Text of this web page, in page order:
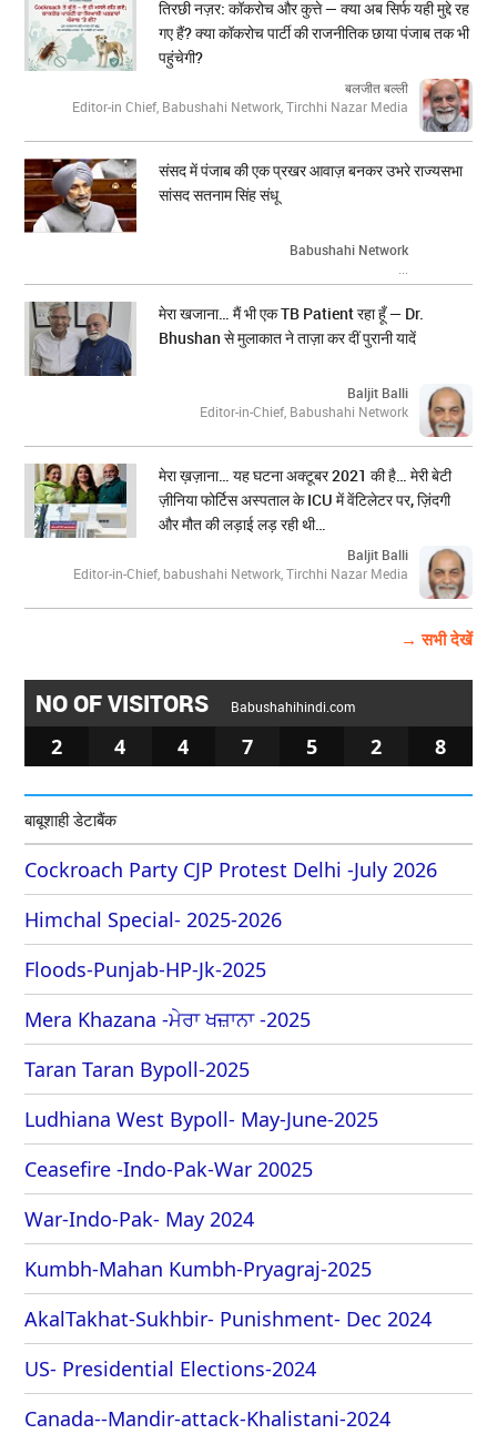
तिरछी नज़र: कॉकरोच और कुत्ते — क्या अब सिर्फ यही मुद्दे रह
गए हैं? क्या कॉकरोच पार्टी की राजनीतिक छाया पंजाब तक भी
पहुंचेगी?
बलजीत बल्ली
Editor-in Chief, Babushahi Network, Tirchhi Nazar Media
संसद में पंजाब की एक प्रखर आवाज़ बनकर उभरे राज्यसभा
सांसद सतनाम सिंह संधू
Babushahi Network
...
मेरा खजाना… मैं भी एक TB Patient रहा हूँ — Dr.
Bhushan से मुलाकात ने ताज़ा कर दीं पुरानी यादें
Baljit Balli
Editor-in-Chief, Babushahi Network
मेरा ख़ज़ाना… यह घटना अक्टूबर 2021 की है… मेरी बेटी
ज़ीनिया फोर्टिस अस्पताल के ICU में वेंटिलेटर पर, ज़िंदगी
और मौत की लड़ाई लड़ रही थी…
Baljit Balli
Editor-in-Chief, babushahi Network, Tirchhi Nazar Media
→ सभी देखें
NO OF VISITORS Babushahihindi.com
2 4 4 7 5 2 8
बाबूशाही डेटाबैंक
Cockroach Party CJP Protest Delhi -July 2026
Himchal Special- 2025-2026
Floods-Punjab-HP-Jk-2025
Mera Khazana -ਮੇਰਾ ਖਜ਼ਾਨਾ -2025
Taran Taran Bypoll-2025
Ludhiana West Bypoll- May-June-2025
Ceasefire -Indo-Pak-War 20025
War-Indo-Pak- May 2024
Kumbh-Mahan Kumbh-Pryagraj-2025
AkalTakhat-Sukhbir- Punishment- Dec 2024
US- Presidential Elections-2024
Canada--Mandir-attack-Khalistani-2024